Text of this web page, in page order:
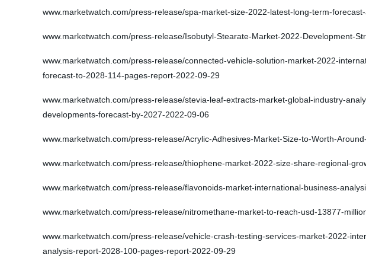
www.marketwatch.com/press-release/spa-market-size-2022-latest-long-term-
www.marketwatch.com/press-release/Isobutyl-Stearate-Market-2022-Development-
www.marketwatch.com/press-release/connected-vehicle-solution-market-2022-
forecast-to-2028-114-pages-report-2022-09-29
www.marketwatch.com/press-release/stevia-leaf-extracts-market-global-industry-
developments-forecast-by-2027-2022-09-06
www.marketwatch.com/press-release/Acrylic-Adhesives-Market-Size-to-Worth-
www.marketwatch.com/press-release/thiophene-market-2022-size-share-regional-
www.marketwatch.com/press-release/flavonoids-market-international-business-
www.marketwatch.com/press-release/nitromethane-market-to-reach-usd-13877-
www.marketwatch.com/press-release/vehicle-crash-testing-services-market-2022-
analysis-report-2028-100-pages-report-2022-09-29